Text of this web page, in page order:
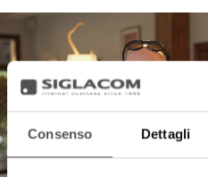
Consenso Dettagli